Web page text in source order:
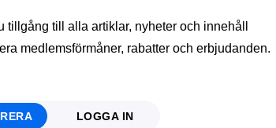
tillgång till alla artiklar, nyheter och innehåll
medlemsförmåner, rabatter och erbjudanden.
LOGGA IN